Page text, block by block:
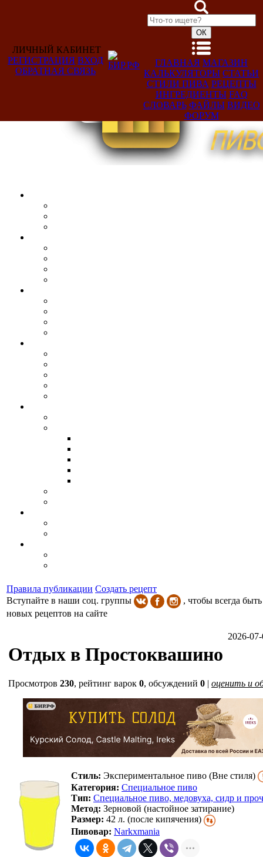
Добро
ЛИЧНЫЙ КАБИНЕТ
РЕГИСТРАЦИЯ ВХОД
ОБРАТНАЯ СВЯЗЬ
ГЛАВНАЯ МАГАЗИН
КАЛЬКУЛЯТОРЫ СТАТЬИ
СТИЛИ ПИВА РЕЦЕПТЫ
ИНГРЕДИЕНТЫ FAQ
СЛОВАРЬ ФАЙЛЫ ВИДЕО
ФОРУМ
Правила публикации Создать рецепт
Вступайте в наши соц. группы
, чтобы всегда
новых рецептов на сайте
2026-
Отдых в Простоквашино
Просмотров 230, рейтинг варок 0, обсуждений 0 | оценить и
Стиль: Экспериментальное пиво (Вне стиля)
Категория: Специальное пиво
Тип: Специальное пиво, медовуха, сидр и
Метод: Зерновой (настойное затирание)
Размер: 42 л. (после кипячения)
Пивовар: Narkxmania